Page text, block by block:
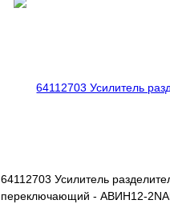
64112703 Усилитель
переключающий - АВИН12-